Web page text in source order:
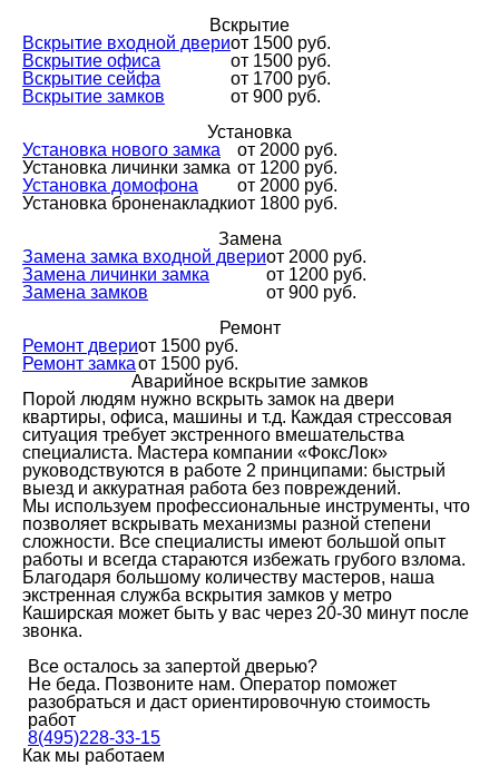
Вскрытие
Вскрытие входной двериот 1500 руб.
Вскрытие офиса
от 1500 руб.
Вскрытие сейфа
от 1700 руб.
Вскрытие замков
от 900 руб.
Установка
Установка нового замка
от 2000 руб.
Установка личинки замка от 1200 руб.
Установка домофона
от 2000 руб.
Установка броненакладкиот 1800 руб.
Замена
Замена замка входной двериот 2000 руб.
Замена личинки замка
от 1200 руб.
Замена замков
от 900 руб.
Ремонт
Ремонт двериот 1500 руб.
Ремонт замкаот 1500 руб.
Аварийное вскрытие замков
Порой людям нужно вскрыть замок на двери
квартиры, офиса, машины и т.д. Каждая стрессовая
ситуация требует экстренного вмешательства
специалиста. Мастера компании «ФоксЛок»
руководствуются в работе 2 принципами: быстрый
выезд и аккуратная работа без повреждений.
Мы используем профессиональные инструменты, что
позволяет вскрывать механизмы разной степени
сложности. Все специалисты имеют большой опыт
работы и всегда стараются избежать грубого взлома.
Благодаря большому количеству мастеров, наша
экстренная служба вскрытия замков у метро
Каширская может быть у вас через 20-30 минут после
звонка.
Все осталось за запертой дверью?
Не беда. Позвоните нам. Оператор поможет
разобраться и даст ориентировочную стоимость
работ
8(495)228-33-15
Как мы работаем